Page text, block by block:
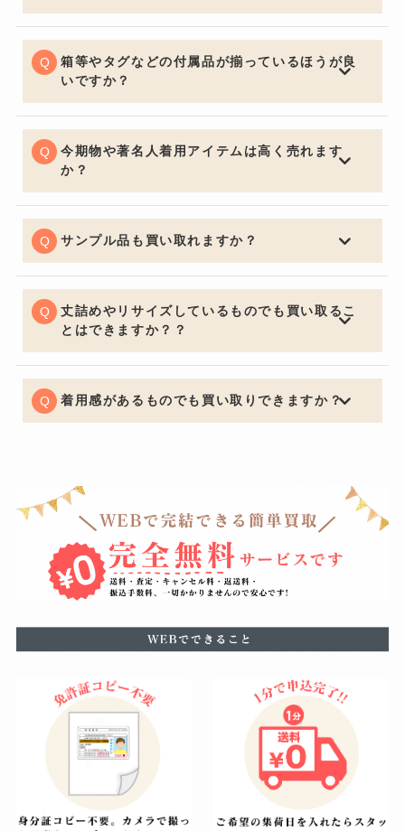
お買取りの前に多少お手入れしておくと良いでしょう。
いくら流行の品やブランド品であっても、汚れていると
査定額は下がってしまいます。見た目はとても大切なポ
イントです。
箱等やタグなどの付属品が揃っているほうが良
いですか？
購入する側の気持ちになるとやはり保証書・証明書やバ
ッグの場合は保管用の布袋など付属品があると信頼性も
上がり査定額アップの重要ポイントになります。
今期物や著名人着用アイテムは高く売れます
か？
中古市場で大事なのは流通量が関係し特に今期物などは
セールになっていたりすると査定額にも響くため売却を
ご検討の際は購入してからなるべく早く売るのをオスス
メ致します。著名人が身に着けているものなどは入手困
難になり需要が高く買い取り価格も高くなります。
サンプル品も買い取れますか？
喜んでお買取させていただきます。通常の査定額よりお
安くなってしまいますがサンプルか関係なしにデザイン
で中古市場は値段が決まるためサンプル品でも全く問題
ございません。
丈詰めやリサイズしているものでも買い取るこ
とはできますか？？
可能でございます。デザインが大きく変わってしまうほ
どの丈詰めやリサイズがある場合はお買取りできないケ
ースもございますので予めご了承くださいませ。
着用感があるものでも買い取りできますか？
に留めることができるように努めています。